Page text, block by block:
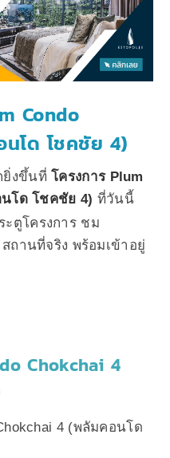
Condo
โด โชคชัย 4)
ยิ่งขึ้นที่โครงการ Plum
โด โชคชัย 4) ที่วันนี้
ะตูโครงการ ชม
ถานที่จริง พร้อมเข้าอยู่
Chokchai 4
4 (พลัมคอนโด